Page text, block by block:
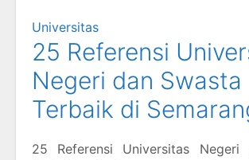
Universitas
25 Referensi
Negeri dan Swasta
Terbaik di
25 Referensi Universitas Negeri